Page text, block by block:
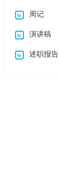
币》有感
周记
演讲稿
述职报告